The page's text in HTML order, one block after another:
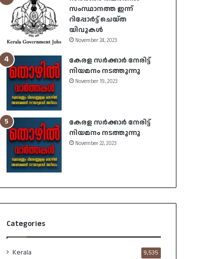
സംസ്ഥാനത്ത ഇന്ന്
റിപ്പോർട്ട് ചെയ്ത
യിവുകൾ
November 24, 2023
കേരള സർക്കാർ നേരിട്ട്
നിയമനം നടത്തുന്നു
November 19, 2023
കേരള സർക്കാർ നേരിട്ട്
നിയമനം നടത്തുന്നു
November 22, 2023
Categories
Kerala 9,535